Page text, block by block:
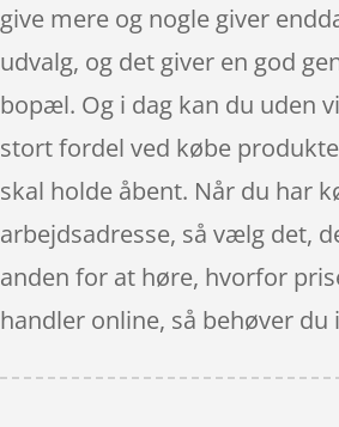
give mere og nogle giver
udvalg, og det giver en god
bopæl. Og i dag kan du uden
stort fordel ved købe
skal holde åbent. Når du har
arbejdsadresse, så vælg det,
anden for at høre, hvorfor
handler online, så behøver